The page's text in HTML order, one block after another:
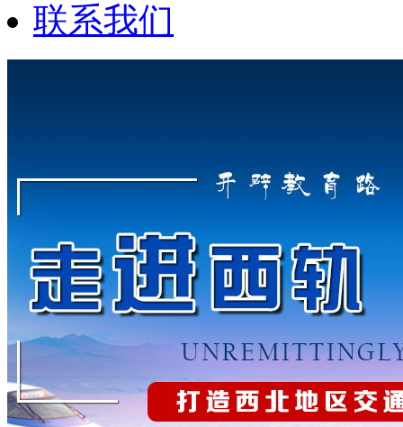
联系我们